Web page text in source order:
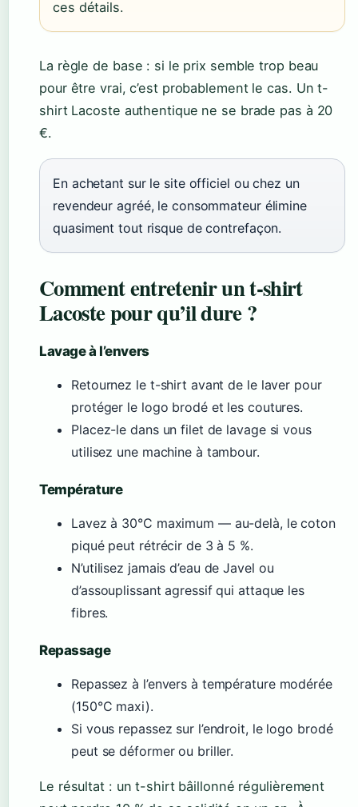
ces détails.
La règle de base : si le prix semble trop beau
pour être vrai, c’est probablement le cas. Un t-
shirt Lacoste authentique ne se brade pas à 20
€.
En achetant sur le site officiel ou chez un
revendeur agréé, le consommateur élimine
quasiment tout risque de contrefaçon.
Comment entretenir un t-shirt
Lacoste pour qu’il dure ?
Lavage à l’envers
Retournez le t-shirt avant de le laver pour
protéger le logo brodé et les coutures.
Placez-le dans un filet de lavage si vous
utilisez une machine à tambour.
Température
Lavez à 30°C maximum — au-delà, le coton
piqué peut rétrécir de 3 à 5 %.
N’utilisez jamais d’eau de Javel ou
d’assouplissant agressif qui attaque les
fibres.
Repassage
Repassez à l’envers à température modérée
(150°C maxi).
Si vous repassez sur l’endroit, le logo brodé
peut se déformer ou briller.
Le résultat : un t-shirt bâillonné régulièrement